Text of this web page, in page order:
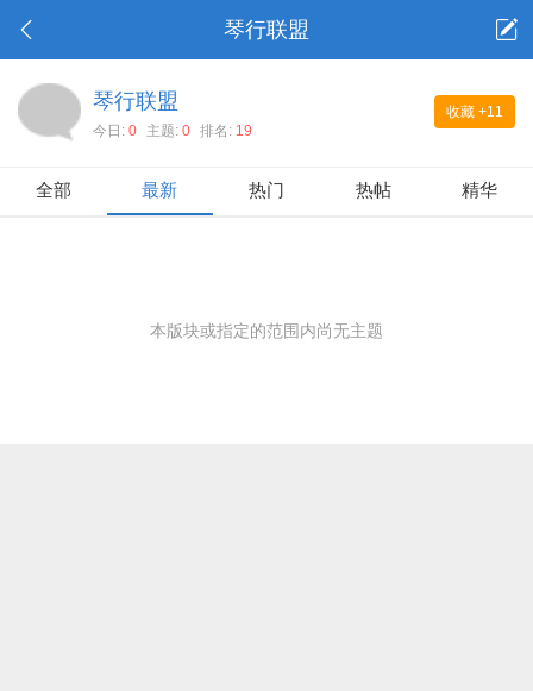
琴行联盟
收藏 +11
琴行联盟
今日:0 主题:0 排名: 19
全部 最新 热门 热帖 精华
本版块或指定的范围内尚无主题